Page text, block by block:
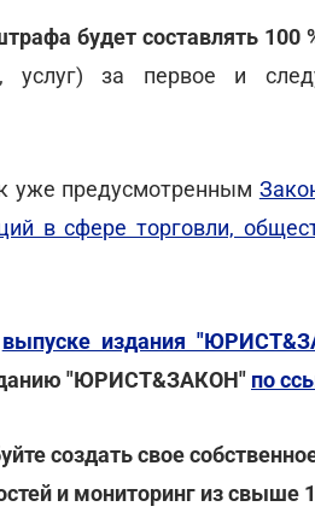
будет составлять 100
услуг) за первое и
уже предусмотренным
в сфере торговли,
выпуске издания
"ЮРИСТ&ЗАКОН" по
создать свое
и мониторинг из свыше